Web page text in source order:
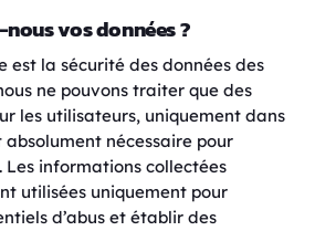
vos données ?
est la sécurité des données des
ne pouvons traiter que des
les utilisateurs, uniquement dans
absolument nécessaire pour
Les informations collectées
utilisées uniquement pour
d’abus et établir des